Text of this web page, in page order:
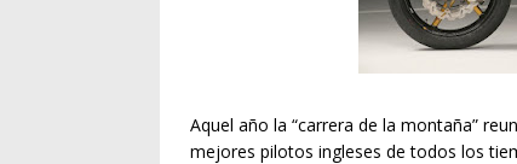
Aquel año la “carrera de la montaña”
mejores pilotos ingleses de todos los